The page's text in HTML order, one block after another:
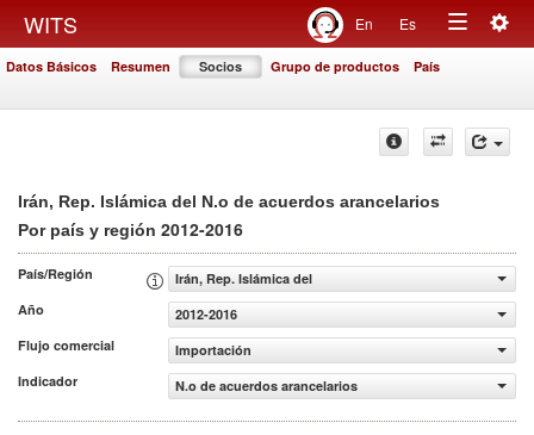
WITS En Es
Toggle
Datos Básicos Resumen Socios Grupo de productos País
Irán, Rep. Islámica del N.o de acuerdos arancelarios
Por país y región 2012-2016
País/Región
Irán, Rep. Islámica del
Año
2012-2016
Flujo comercial
Importación
Indicador
N.o de acuerdos arancelarios